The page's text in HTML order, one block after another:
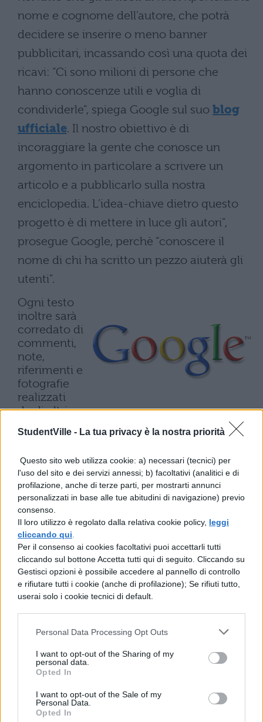
StudentVille - La tua privacy è la nostra priorità
Questo sito web utilizza cookie: a) necessari (tecnici) per
l'uso del sito e dei servizi annessi; b) facoltativi (analitici e di
profilazione, anche di terze parti, per mostrarti annunci
personalizzati in base alle tue abitudini di navigazione) previo
consenso.
Il loro utilizzo è regolato dalla relativa cookie policy, leggi
cliccando qui
Per il consenso ai cookies facoltativi puoi accettarli tutti
cliccando sul bottone Accetta tutti qui di seguito. Cliccando su
Gestisci opzioni è possibile accedere al pannello di controllo
e rifiutare tutti i cookie (anche di profilazione); Se rifiuti tutto,
userai solo i cookie tecnici di default.
Personal Data Processing Opt Outs
I want to opt-out of the Sharing of my
personal data.
Opted In
I want to opt-out of the Sale of my
Personal Data.
Opted In
nome e cognome dell’autore, che potrà
decidere se inserire o meno banner
pubblicitari, incassando così una quota dei
ricavi: “Ci sono milioni di persone che
hanno conoscenze utili e voglia di
condividerle”, spiega Google sul suo blog
ufficiale. Il nostro obiettivo è di
incoraggiare la gente che conosce un
argomento in particolare a scrivere un
articolo e a pubblicarlo sulla nostra
enciclopedia. L’idea-chiave dietro questo
progetto è di mettere in luce gli autori”,
prosegue Google, perchè “conoscere il
nome di chi ha scritto un pezzo aiuterà gli
utenti”.
Ogni testo
inoltre sarà
corredato di
commenti,
note,
riferimenti e
fotografie
realizzati
dagli altri
molti
concorrenza tra loro, il chè rende
decisamente utile la possibilità di
conoscere l’autore, del quale verranno rese
noti anche eventuali cariche o titoli da esso
possedute. Google specifica inoltre che la
responsabilità di tutto ciò che verrà scritto
sarà totalmente a carico dei singoli autori.
Attualmente il progetto è ancora in fase
embrionale, e i primi autori, contattati su
invito, stanno cominciando l’opera, che sarà
poi aperta a tutti nel giro di qualche mese.
TI POTREBBE INTERESSARE